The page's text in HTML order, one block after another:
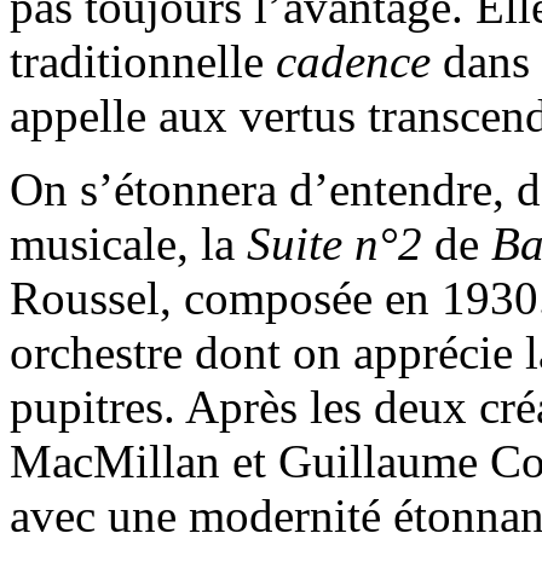
traditionnelle cadence
appelle aux vertus
On s’étonnera d’entendre,
musicale, la Suite n°2 de
Roussel, composée en
orchestre dont on apprécie
pupitres. Après les deux
MacMillan et Guillaume
avec une modernité